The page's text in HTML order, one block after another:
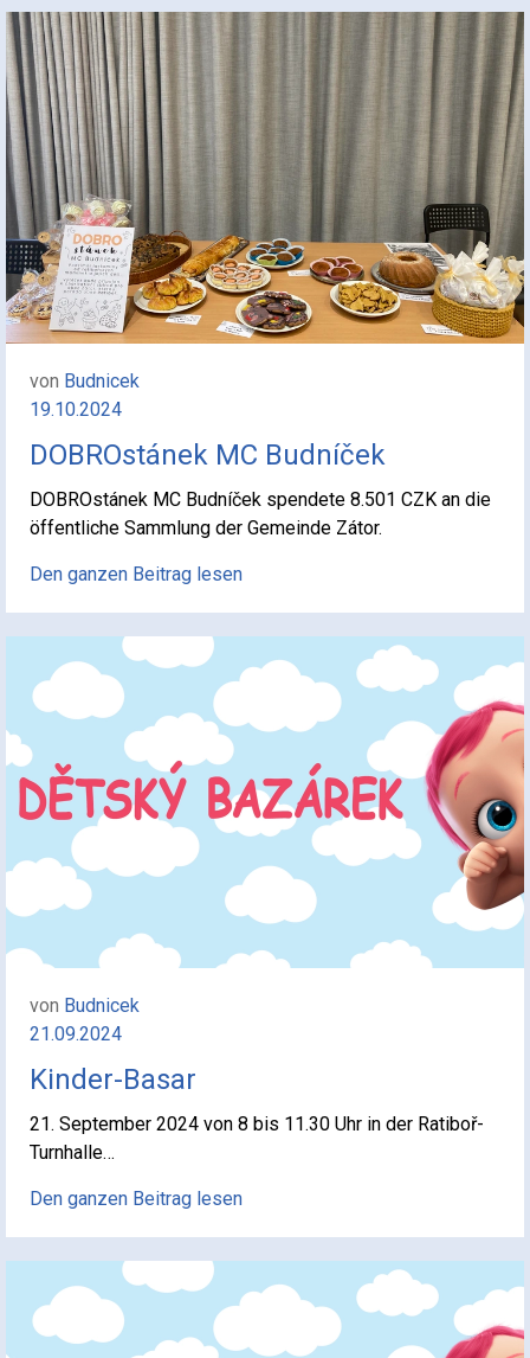
von Budnicek
19.10.2024
DOBROstánek MC Budníček
DOBROstánek MC Budníček spendete 8.501 CZK an die
öffentliche Sammlung der Gemeinde Zátor.
Den ganzen Beitrag lesen
von Budnicek
21.09.2024
Kinder-Basar
21. September 2024 von 8 bis 11.30 Uhr in der Ratiboř-
Turnhalle…
Den ganzen Beitrag lesen